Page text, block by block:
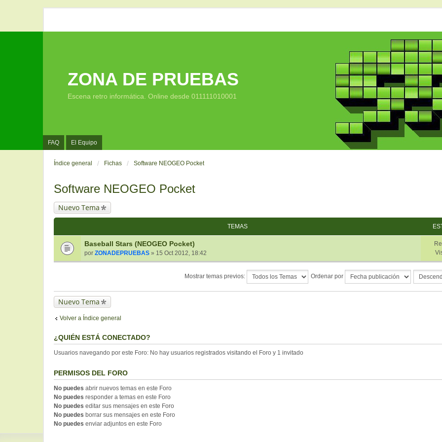
FAQ El Equipo
ZONA DE PRUEBAS
Escena retro informática. Online desde 011111010001
Índice general Fichas Software NEOGEO Pocket
Software NEOGEO Pocket
Nuevo Tema
TEMAS
Baseball Stars (NEOGEO Pocket)
por ZONADEPRUEBAS » 15 Oct 2012, 18:42
Mostrar temas previos: Ordenar por
Nuevo Tema
Volver a Índice general
¿QUIÉN ESTÁ CONECTADO?
Usuarios navegando por este Foro: No hay usuarios registrados visitando el Foro y 1 invitado
PERMISOS DEL FORO
No puedes abrir nuevos temas en este Foro
No puedes responder a temas en este Foro
No puedes editar sus mensajes en este Foro
No puedes borrar sus mensajes en este Foro
No puedes enviar adjuntos en este Foro